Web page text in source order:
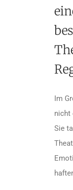
Im
nicht
Sie